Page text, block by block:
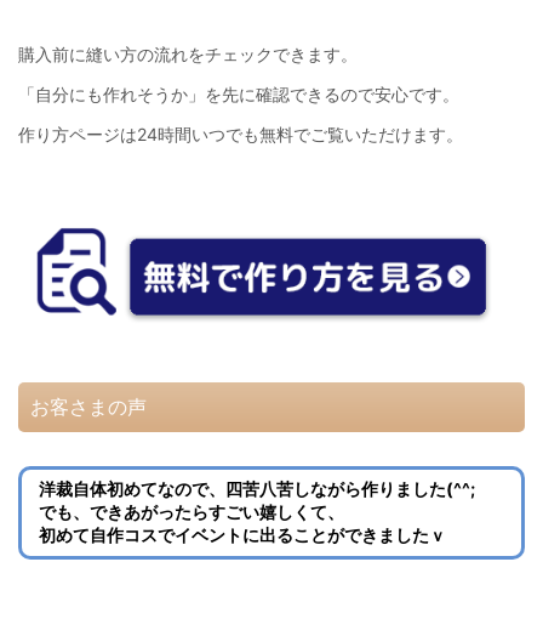
購入前に縫い方の流れをチェックできます。
「自分にも作れそうか」を先に確認できるので安心です。
作り方ページは24時間いつでも無料でご覧いただけます。
お客さまの声
洋裁自体初めてなので、四苦八苦しながら作りました(^^;
でも、できあがったらすごい嬉しくて、
初めて自作コスでイベントに出ることができましたｖ